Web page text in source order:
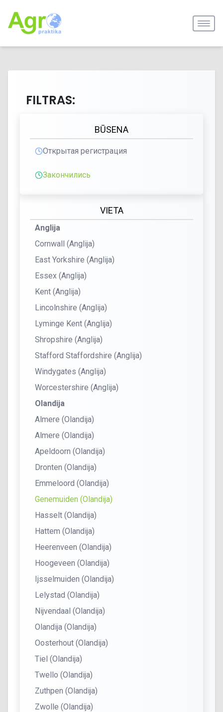
FILTRAS:
BŪSENA
Открытая регистрация
Закончились
VIETA
Anglija
Cornwall (Anglija)
East Yorkshire (Anglija)
Essex (Anglija)
Kent (Anglija)
Lincolnshire (Anglija)
Lyminge Kent (Anglija)
Shropshire (Anglija)
Stafford Staffordshire (Anglija)
Windygates (Anglija)
Worcestershire (Anglija)
Olandija
Almere (Olandija)
Almere (Olandija)
Apeldoorn (Olandija)
Dronten (Olandija)
Emmeloord (Olandija)
Genemuiden (Olandija)
Hasselt (Olandija)
Hattem (Olandija)
Heerenveen (Olandija)
Hoogeveen (Olandija)
Ijsselmuiden (Olandija)
Lelystad (Olandija)
Nijvendaal (Olandija)
Olandija (Olandija)
Oosterhout (Olandija)
Tiel (Olandija)
Twello (Olandija)
Zuthpen (Olandija)
Zwolle (Olandija)